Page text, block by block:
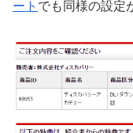
ート でも同様の設定